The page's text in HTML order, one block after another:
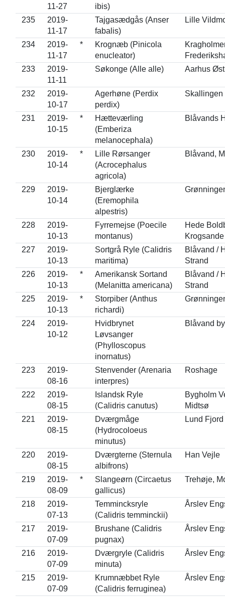
11-27
ibis)
235
2019-
11-17
Tajgasædgås (Anser
fabalis)
Lille
234
2019-
11-17
*
Krognæb (Pinicola
enucleator)
233
2019-
11-11
Søkonge (Alle alle) Aarhus
232
2019-
10-17
Agerhøne (Perdix
perdix)
Skallingen
231
2019-
10-15
*
Hætteværling
(Emberiza
melanocephala)
Blåvands
230
2019-
10-14
*
Lille Rørsanger
(Acrocephalus
agricola)
Blåvand,
229
2019-
10-14
Bjerglærke
(Eremophila
alpestris)
228
2019-
10-13
Fyrremejse (Poecile
montanus)
Hede
Krogsande
227
2019-
10-13
Sortgrå Ryle (Calidris
maritima)
Blåvand /
Strand
226
2019-
10-13
*
Amerikansk Sortand
(Melanitta americana)
Blåvand /
Strand
225
2019-
10-13
*
Storpiber (Anthus
richardi)
224
2019-
10-12
Hvidbrynet
Løvsanger
(Phylloscopus
inornatus)
Blåvand by
223
2019-
08-16
Stenvender (Arenaria
interpres)
Roshage
222
2019-
08-15
Islandsk Ryle
(Calidris canutus)
Bygholm
Midtsø
221
2019-
08-15
Dværgmåge
(Hydrocoloeus
minutus)
Lund Fjord
220
2019-
08-15
Dværgterne (Sternula
albifrons)
Han Vejle
219
2019-
08-09
*
Slangeørn (Circaetus
gallicus)
Trehøje,
218
2019-
07-13
Temmincksryle
(Calidris temminckii)
Årslev
217
2019-
07-09
Brushane (Calidris
pugnax)
Årslev
216
2019-
07-09
Dværgryle (Calidris
minuta)
Årslev
215
2019-
07-09
Krumnæbbet Ryle
(Calidris ferruginea)
Årslev